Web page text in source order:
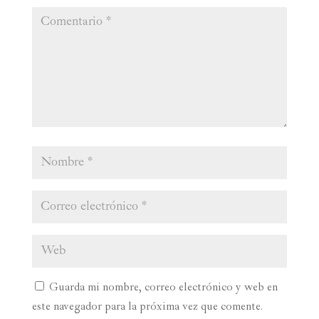
Guarda mi nombre, correo electrónico y web en
este navegador para la próxima vez que comente.